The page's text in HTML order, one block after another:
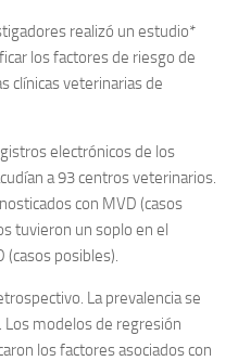
realizó un estudio*
los factores de riesgo de
clínicas veterinarias de
electrónicos de los
a 93 centros veterinarios.
con MVD (casos
tuvieron un soplo en el
posibles).
La prevalencia se
modelos de regresión
los factores asociados con